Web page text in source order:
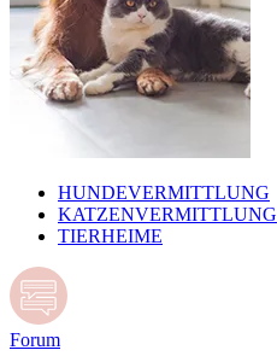
HUNDEVERMITTLUNG
KATZENVERMITTLUNG
TIERHEIME
Forum